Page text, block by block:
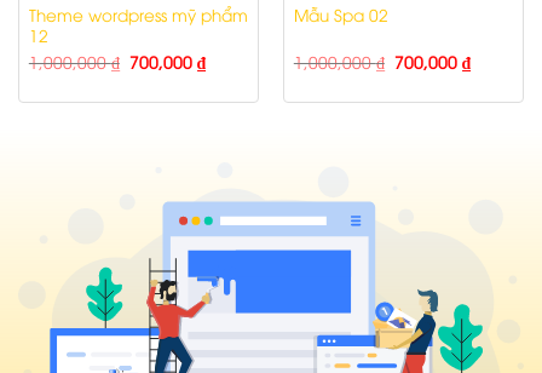
Theme wordpress mỹ phẩm
12
1,000,000₫ 700,000 ₫
Mẫu Spa 02
1,000,000₫ 700,000 ₫